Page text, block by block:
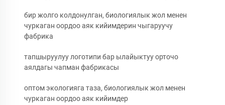
бир жолго колдонулган, биологиялык жол менен
чуркаган оордоо аяк кийимдерин чыгаруучу
фабрика
тапшыруулуу логотипи бар ылайыктуу орточо
аялдагы чапман фабрикасы
оптом экологияга таза, биологиялык жол менен
чуркаган оордоо аяк кийимдер